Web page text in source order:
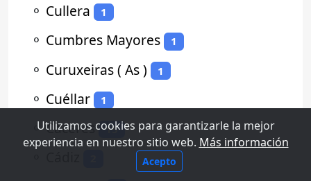
⚬ Cullera 1
⚬ Cumbres Mayores 1
⚬ Curuxeiras ( As ) 1
⚬ Cuéllar 1
⚬Cáceres 15
Utilizamos cookies para garantizarle la mejor
experiencia en nuestro sitio web. Más información
Acepto